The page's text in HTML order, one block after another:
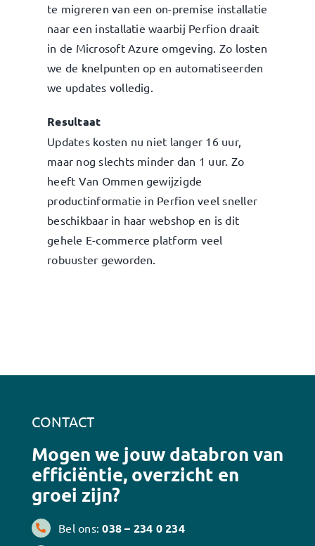
te migreren van een on-premise installatie
naar een installatie waarbij Perfion draait
in de Microsoft Azure omgeving. Zo losten
we de knelpunten op en automatiseerden
we updates volledig.
Resultaat
Updates kosten nu niet langer 16 uur,
maar nog slechts minder dan 1 uur. Zo
heeft Van Ommen gewijzigde
productinformatie in Perfion veel sneller
beschikbaar in haar webshop en is dit
gehele E-commerce platform veel
robuuster geworden.
CONTACT
Mogen we jouw databron van
efficiëntie, overzicht en
groei zijn?
Bel ons:038 – 234 0 234